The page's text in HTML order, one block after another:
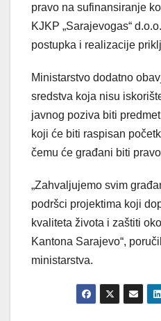
pravo na sufinansiranje
KJKP „Sarajevogas“
postupka i realizacije
Ministarstvo dodatno
sredstva koja nisu
javnog poziva biti
koji će biti raspisan
čemu će građani biti
„Zahvaljujemo svim
podršci projektima koji
kvaliteta života i zaštiti
Kantona Sarajevo“,
ministarstva.